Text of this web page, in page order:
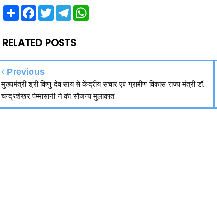
Share Facebook
Twitter Telegram
RELATED POSTS
Previous
मुख्यमंत्री श्री विष्णु देव साय से केंद्रीय संचार एवं ग्रामीण विकास राज्य मंत्री डॉ.
चन्द्रशेखर पेम्मासानी ने की सौजन्य मुलाक़ात